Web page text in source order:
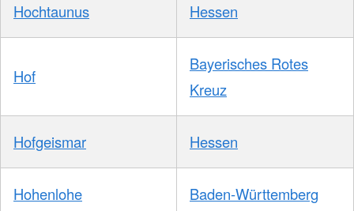
Hochtaunus Hessen
Hof
Bayerisches Rotes
Kreuz
Hofgeismar Hessen
Hohenlohe Baden-Württemberg